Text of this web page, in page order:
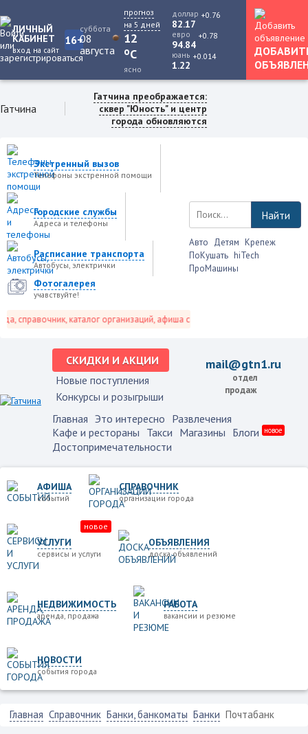
ЛИЧНЫЙ
КАБИНЕТ
вход на сайт
16+
суббота
08
августа
прогноз
на 5 дней
12
oC
ясно
доллар
82.17
+0.76
евро
94.84
+0.78
юань
1.22
+0.014
Гатчина
Гатчина преображается:
сквер "Юность" и центр
города обновляются
Экстренный вызов
Телефоны экстренной помощи
Городские службы
Адреса и телефоны
Расписание транспорта
Автобусы, электрички
Фотогалерея
учавствуйте!
справочник, каталог организаций, афиша событий и не только это.
Найти
Авто Детям Крепеж
ПоКушать hiTech
ПроМашины
СКИДКИ И АКЦИИ
Новые поступления
Конкурсы и розыгрыши
mail@gtn1.ru
отдел
продаж
Главная Это интересно Развлечения
Кафе и рестораны Такси Магазины Блоги новое
Достопримечательности
АФИША
событий
СПРАВОЧНИК
организации города
УСЛУГИ
сервисы и услуги
новое
ОБЪЯВЛЕНИЯ
доска объявлений
НЕДВИЖИМОСТЬ
аренда, продажа
РАБОТА
вакансии и резюме
НОВОСТИ
события города
Главная Справочник Банки, банкоматы Банки Почтабанк